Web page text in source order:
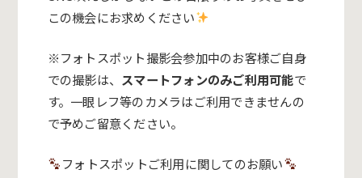
この機会にお求めください
※フォトスポット撮影会参加中のお客様ご自身
での撮影は、 スマートフォンのみご利用可能で
す。一眼レフ等のカメラはご利用できませんの
で予めご留意ください。
フォトスポットご利用に関してのお願い